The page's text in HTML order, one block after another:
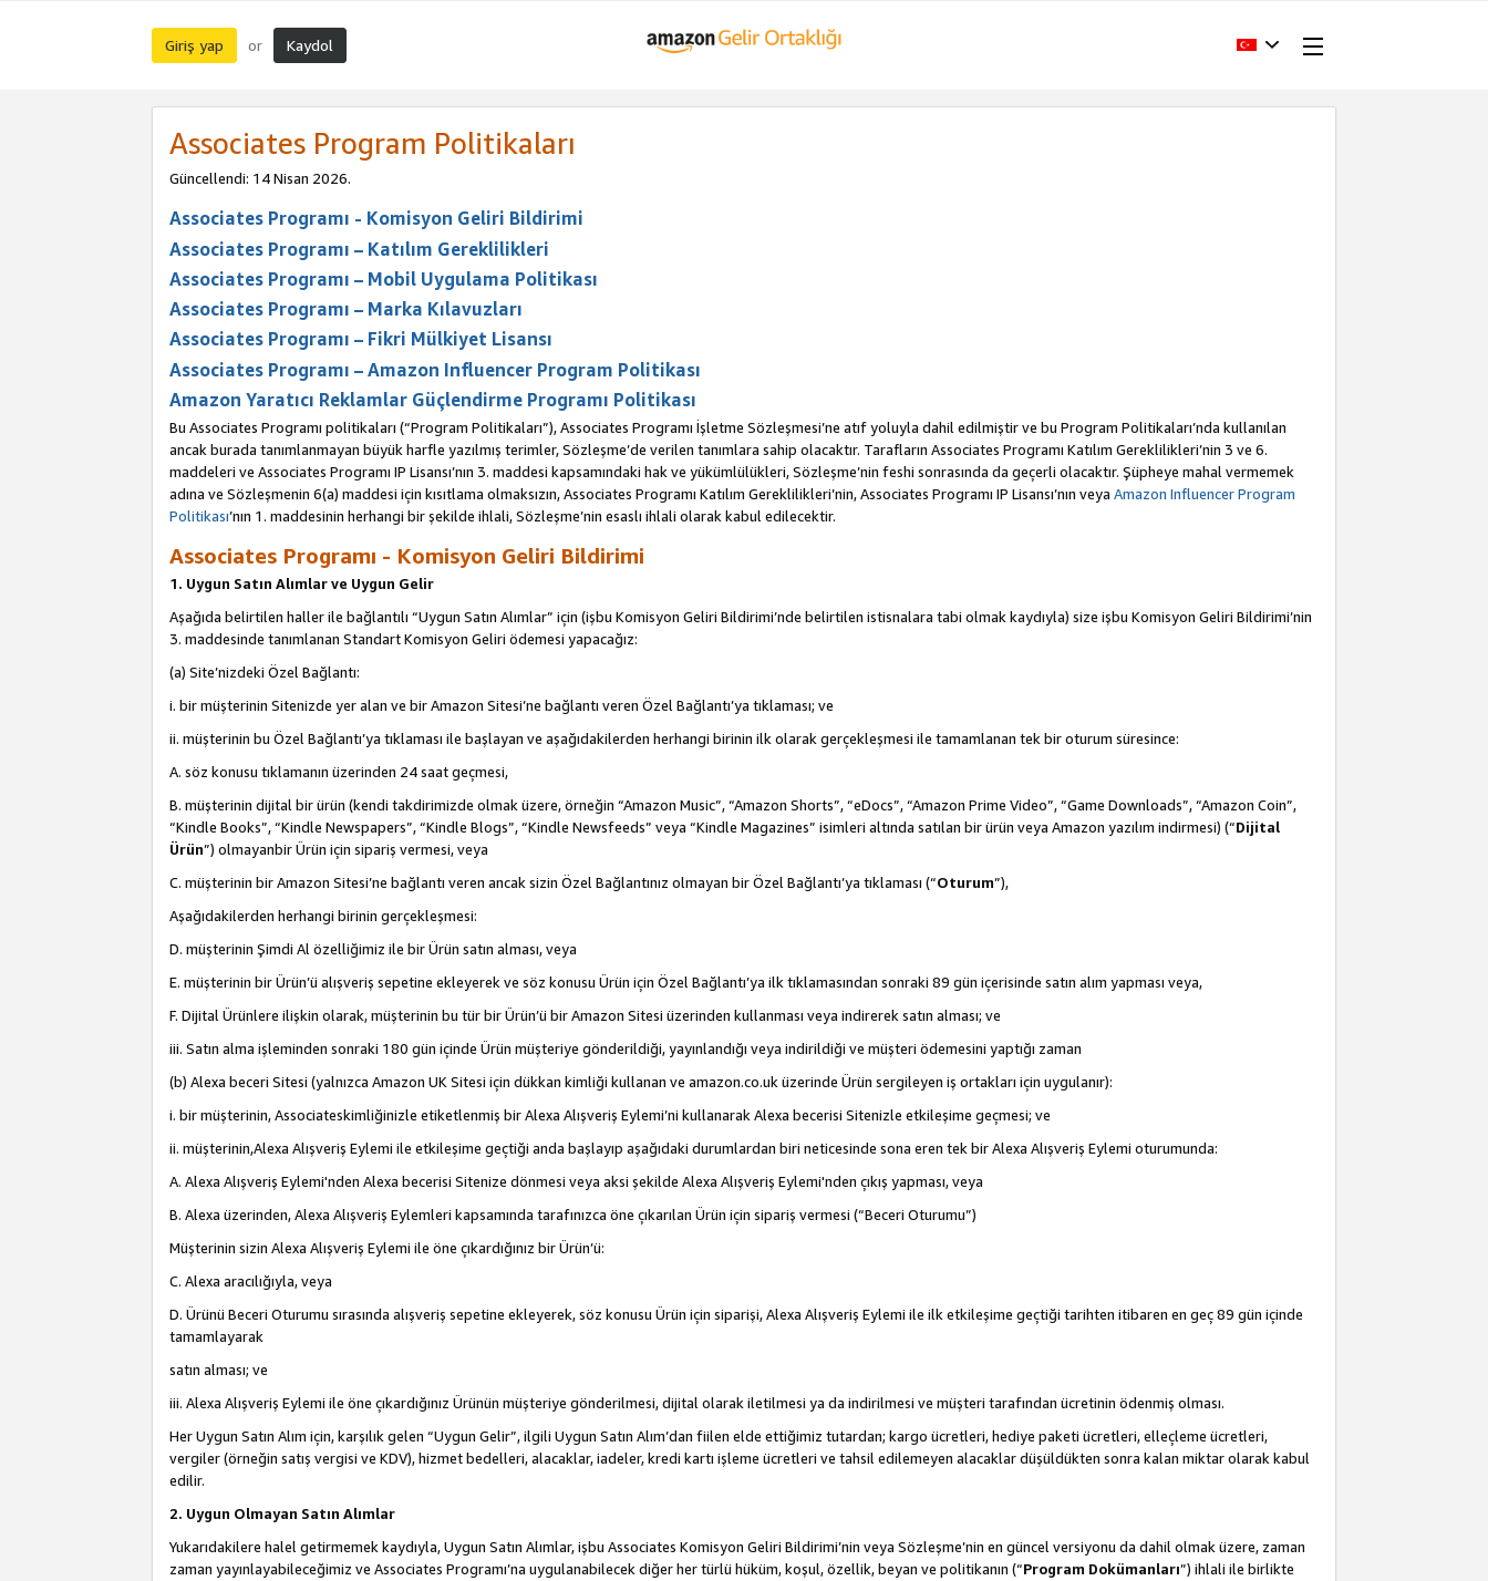
Giriş yap or Kaydol
Associates Program Politikaları
Güncellendi: 14 Nisan 2026.
Associates Programı - Komisyon Geliri Bildirimi
Associates Programı – Katılım Gereklilikleri
Associates Programı – Mobil Uygulama Politikası
Associates Programı – Marka Kılavuzları
Associates Programı – Fikri Mülkiyet Lisansı
Associates Programı – Amazon Influencer Program Politikası
Amazon Yaratıcı Reklamlar Güçlendirme Programı Politikası
Bu Associates Programı politikaları (“Program Politikaları”), Associates Programı İşletme Sözleşmesi’ne atıf yoluyla dahil edilmiştir ve bu Program Politikaları’nda kullanılan
ancak burada tanımlanmayan büyük harfle yazılmış terimler, Sözleşme’de verilen tanımlara sahip olacaktır. Tarafların Associates Programı Katılım Gereklilikleri’nin 3 ve 6.
maddeleri ve Associates Programı IP Lisansı’nın 3. maddesi kapsamındaki hak ve yükümlülükleri, Sözleşme’nin feshi sonrasında da geçerli olacaktır. Şüpheye mahal vermemek
adına ve Sözleşmenin 6(a) maddesi için kısıtlama olmaksızın, Associates Programı Katılım Gereklilikleri’nin, Associates Programı IP Lisansı’nın veya Amazon Influencer Program
Politikası’nın 1. maddesinin herhangi bir şekilde ihlali, Sözleşme’nin esaslı ihlali olarak kabul edilecektir.
Associates Programı - Komisyon Geliri Bildirimi
1. Uygun Satın Alımlar ve Uygun Gelir
Aşağıda belirtilen haller ile bağlantılı “Uygun Satın Alımlar” için (işbu Komisyon Geliri Bildirimi’nde belirtilen istisnalara tabi olmak kaydıyla) size işbu Komisyon Geliri Bildirimi’nin
3. maddesinde tanımlanan Standart Komisyon Geliri ödemesi yapacağız:
(a) Site’nizdeki Özel Bağlantı:
i. bir müşterinin Sitenizde yer alan ve bir Amazon Sitesi’ne bağlantı veren Özel Bağlantı’ya tıklaması; ve
ii. müşterinin bu Özel Bağlantı’ya tıklaması ile başlayan ve aşağıdakilerden herhangi birinin ilk olarak gerçekleşmesi ile tamamlanan tek bir oturum süresince:
A. söz konusu tıklamanın üzerinden 24 saat geçmesi,
B. müşterinin dijital bir ürün (kendi takdirimizde olmak üzere, örneğin “Amazon Music”, “Amazon Shorts”, “eDocs”, “Amazon Prime Video”, “Game Downloads”, “Amazon Coin”,
“Kindle Books”, “Kindle Newspapers”, “Kindle Blogs”, “Kindle Newsfeeds” veya “Kindle Magazines” isimleri altında satılan bir ürün veya Amazon yazılım indirmesi) (“Dijital
Ürün”) olmayanbir Ürün için sipariş vermesi, veya
C. müşterinin bir Amazon Sitesi’ne bağlantı veren ancak sizin Özel Bağlantınız olmayan bir Özel Bağlantı’ya tıklaması (“Oturum”),
Aşağıdakilerden herhangi birinin gerçekleşmesi:
D. müşterinin Şimdi Al özelliğimiz ile bir Ürün satın alması, veya
E. müşterinin bir Ürün’ü alışveriş sepetine ekleyerek ve söz konusu Ürün için Özel Bağlantı’ya ilk tıklamasından sonraki 89 gün içerisinde satın alım yapması veya,
F. Dijital Ürünlere ilişkin olarak, müşterinin bu tür bir Ürün’ü bir Amazon Sitesi üzerinden kullanması veya indirerek satın alması; ve
iii. Satın alma işleminden sonraki 180 gün içinde Ürün müşteriye gönderildiği, yayınlandığı veya indirildiği ve müşteri ödemesini yaptığı zaman
(b) Alexa beceri Sitesi (yalnızca Amazon UK Sitesi için dükkan kimliği kullanan ve amazon.co.uk üzerinde Ürün sergileyen iş ortakları için uygulanır):
i. bir müşterinin, Associateskimliğinizle etiketlenmiş bir Alexa Alışveriş Eylemi’ni kullanarak Alexa becerisi Sitenizle etkileşime geçmesi; ve
ii. müşterinin,Alexa Alışveriş Eylemi ile etkileşime geçtiği anda başlayıp aşağıdaki durumlardan biri neticesinde sona eren tek bir Alexa Alışveriş Eylemi oturumunda:
A. Alexa Alışveriş Eylemi'nden Alexa becerisi Sitenize dönmesi veya aksi şekilde Alexa Alışveriş Eylemi'nden çıkış yapması, veya
B. Alexa üzerinden, Alexa Alışveriş Eylemleri kapsamında tarafınızca öne çıkarılan Ürün için sipariş vermesi (“Beceri Oturumu”)
Müşterinin sizin Alexa Alışveriş Eylemi ile öne çıkardığınız bir Ürün’ü:
C. Alexa aracılığıyla, veya
D. Ürünü Beceri Oturumu sırasında alışveriş sepetine ekleyerek, söz konusu Ürün için siparişi, Alexa Alışveriş Eylemi ile ilk etkileşime geçtiği tarihten itibaren en geç 89 gün içinde
tamamlayarak
satın alması; ve
iii. Alexa Alışveriş Eylemi ile öne çıkardığınız Ürünün müşteriye gönderilmesi, dijital olarak iletilmesi ya da indirilmesi ve müşteri tarafından ücretinin ödenmiş olması.
Her Uygun Satın Alım için, karşılık gelen “Uygun Gelir”, ilgili Uygun Satın Alım’dan fiilen elde ettiğimiz tutardan; kargo ücretleri, hediye paketi ücretleri, elleçleme ücretleri,
vergiler (örneğin satış vergisi ve KDV), hizmet bedelleri, alacaklar, iadeler, kredi kartı işleme ücretleri ve tahsil edilemeyen alacaklar düşüldükten sonra kalan miktar olarak kabul
edilir.
2. Uygun Olmayan Satın Alımlar
Yukarıdakilere halel getirmemek kaydıyla, Uygun Satın Alımlar, işbu Associates Komisyon Geliri Bildirimi’nin veya Sözleşme’nin en güncel versiyonu da dahil olmak üzere, zaman
zaman yayınlayabileceğimiz ve Associates Programı’na uygulanabilecek diğer her türlü hüküm, koşul, özellik, beyan ve politikanın (“Program Dokümanları”) ihlali ile birlikte